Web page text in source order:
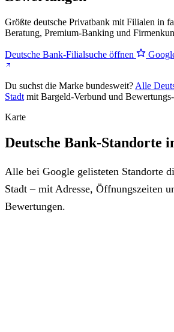
Größte deutsche Privatbank mit Filialen in
Beratung, Premium-Banking und
Deutsche Bank-Filialsuche öffnen
Du suchst die Marke bundesweit? Alle
Stadt mit Bargeld-Verbund und
Karte
Deutsche Bank-Standorte
Alle bei Google gelisteten Standorte
Stadt – mit Adresse, Öffnungszeiten
Bewertungen.